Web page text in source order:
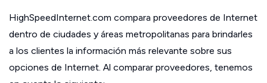
HighSpeedInternet.com compara proveedores de Internet
dentro de ciudades y áreas metropolitanas para brindarles
a los clientes la información más relevante sobre sus
opciones de Internet. Al comparar proveedores, tenemos